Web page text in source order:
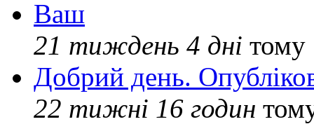
Ваш
21 тиждень 4 дні тому
Добрий день.
22 тижні 16 годин